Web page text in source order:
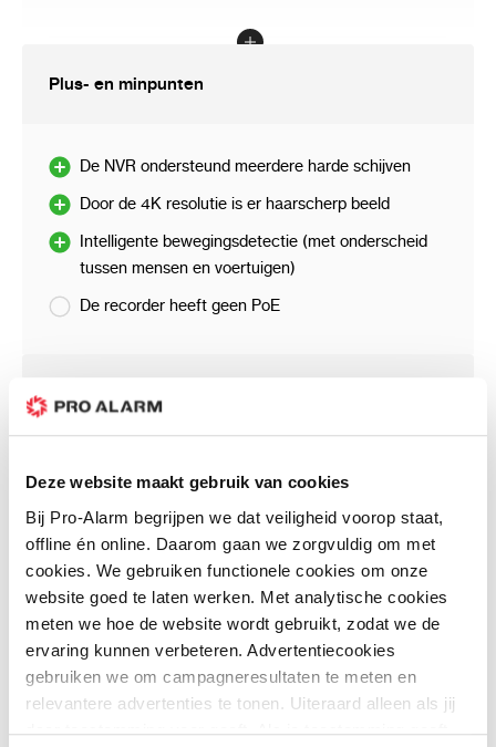
Deze website maakt gebruik van cookies
Bij Pro-Alarm begrijpen we dat veiligheid voorop staat,
offline én online. Daarom gaan we zorgvuldig om met
cookies. We gebruiken functionele cookies om onze
website goed te laten werken. Met analytische cookies
meten we hoe de website wordt gebruikt, zodat we de
ervaring kunnen verbeteren. Advertentiecookies
gebruiken we om campagneresultaten te meten en
relevantere advertenties te tonen. Uiteraard alleen als jij
daar toestemming voor geeft. Als je toestemming geeft,
Plus- en minpunten
De NVR ondersteund meerdere harde schijven
Door de 4K resolutie is er haarscherp beeld
Intelligente bewegingsdetectie (met onderscheid
tussen mensen en voertuigen)
De recorder heeft geen PoE
DS-7716NXI-I4/S Datasheet
Klantenreviews
Schrijf uw eigen review
U plaatst een review over:DS-7716NXI-I4/S (E) - AcuSense NVR
4K 16-kanaals recorder
Uw waardering: